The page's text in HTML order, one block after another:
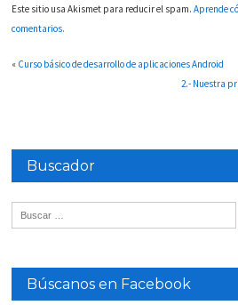
Este sitio usa Akismet para reducir el spam.Aprende
comentarios.
« Curso básico de desarrollo de aplicaciones Android
2.- Nuestra
Buscador
Búscanos en Facebook